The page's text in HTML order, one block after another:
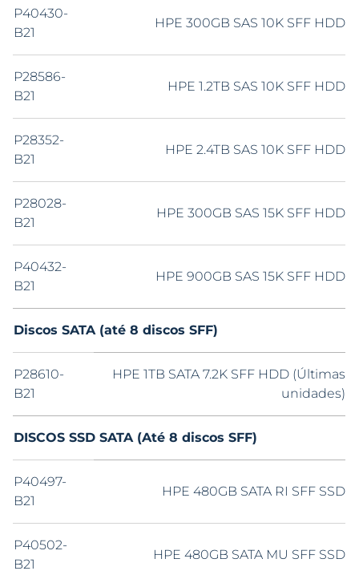
P40430-
B21
HPE 300GB SAS 10K SFF HDD
P28586-
B21
HPE 1.2TB SAS 10K SFF HDD
P28352-
B21
HPE 2.4TB SAS 10K SFF HDD
P28028-
B21
HPE 300GB SAS 15K SFF HDD
P40432-
B21
HPE 900GB SAS 15K SFF HDD
Discos SATA (até 8 discos SFF)
P28610-
B21
HPE 1TB SATA 7.2K SFF HDD (Últimas
unidades)
DISCOS SSD SATA (Até 8 discos SFF)
P40497-
B21
HPE 480GB SATA RI SFF SSD
P40502-
B21
HPE 480GB SATA MU SFF SSD